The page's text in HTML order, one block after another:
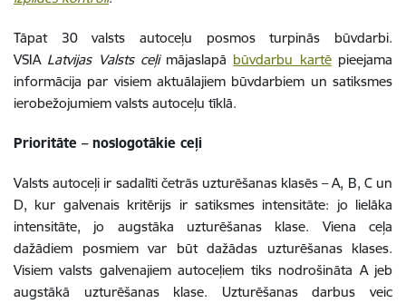
Tāpat 30 valsts autoceļu posmos turpinās būvdarbi.
VSIA Latvijas Valsts ceļimājaslapā būvdarbu kartēpieejama
informācija par visiem aktuālajiem būvdarbiem un satiksmes
ierobežojumiem valsts autoceļu tīklā.
Prioritāte – noslogotākie ceļi
Valsts autoceļi ir sadalīti četrās uzturēšanas klasēs – A, B, C un
D, kur galvenais kritērijs ir satiksmes intensitāte: jo lielāka
intensitāte, jo augstāka uzturēšanas klase. Viena ceļa
dažādiem posmiem var būt dažādas uzturēšanas klases.
Visiem valsts galvenajiem autoceļiem tiks nodrošināta A jeb
augstākā uzturēšanas klase. Uzturēšanas darbus veic